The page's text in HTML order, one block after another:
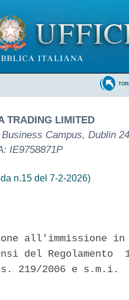
TRADING LIMITED
Campus, Dublin
IE9758871P
n.15 del 7-2-2026)
all'immissione in
del Regolamento
219/2006 e s.m.i.